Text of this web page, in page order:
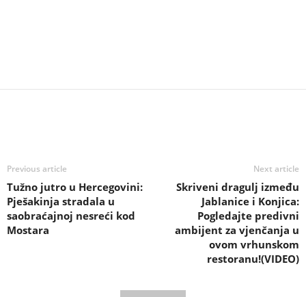
Previous article
Tužno jutro u Hercegovini:
Pješakinja stradala u
saobraćajnoj nesreći kod
Mostara
Next article
Skriveni dragulj između
Jablanice i Konjica:
Pogledajte predivni
ambijent za vjenčanja u
ovom vrhunskom
restoranu!(VIDEO)